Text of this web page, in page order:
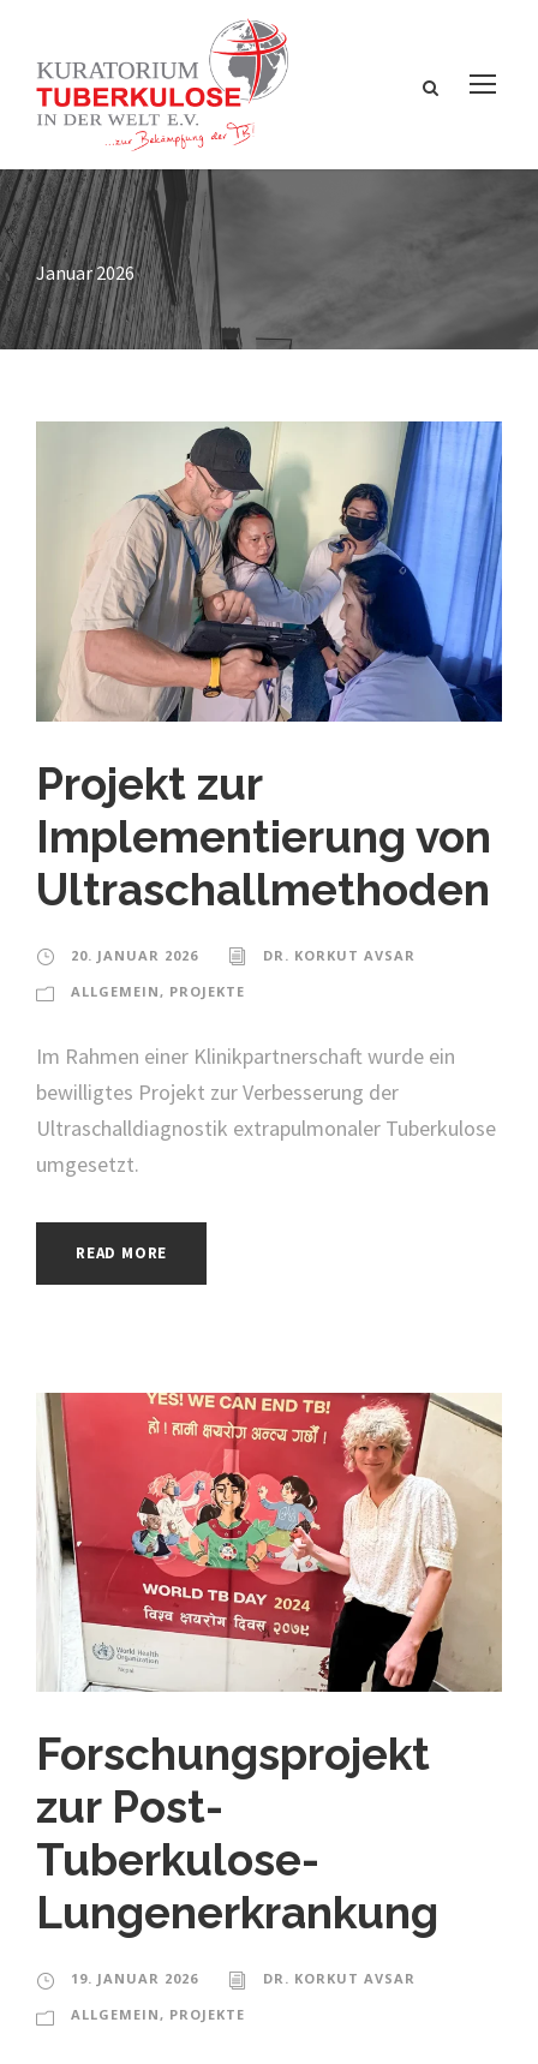
Januar 2026
Projekt zur
Implementierung von
Ultraschallmethoden
20. JANUAR 2026
DR. KORKUT AVSAR
ALLGEMEIN , PROJEKTE
Im Rahmen einer Klinikpartnerschaft wurde ein
bewilligtes Projekt zur Verbesserung der
Ultraschalldiagnostik extrapulmonaler Tuberkulose
umgesetzt.
READ MORE
Forschungsprojekt
zur Post-
Tuberkulose-
Lungenerkrankung
19. JANUAR 2026
DR. KORKUT AVSAR
ALLGEMEIN, PROJEKTE